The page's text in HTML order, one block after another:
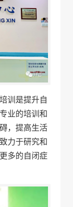
训是提升自
业的培训和
，提高生活
力于研究和
多的自闭症